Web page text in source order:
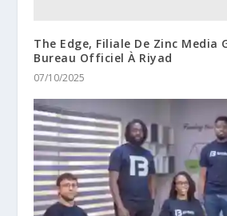
The Edge, Filiale De Zinc Media
Bureau Officiel À Riyad
07/10/2025